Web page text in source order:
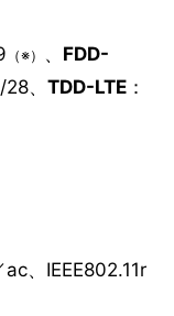
（※） 、 FDD-
/28、 TDD-LTE：
ac、IEEE802.11r